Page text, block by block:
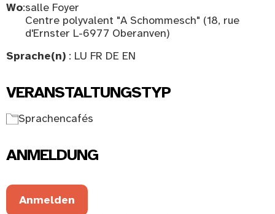
Wo:salle Foyer
Centre polyvalent "A Schommesch" (18, rue
d'Ernster L-6977 Oberanven)
Sprache(n) : LU FR DE EN
VERANSTALTUNGSTYP
Sprachencafés
ANMELDUNG
Anmelden